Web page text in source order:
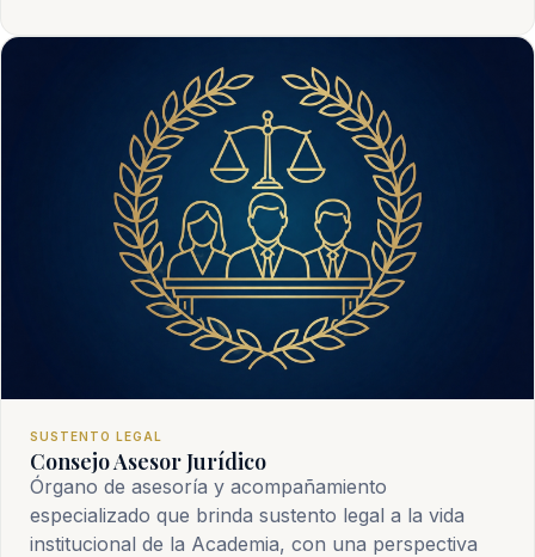
SUSTENTO LEGAL
Consejo Asesor Jurídico
Órgano de asesoría y acompañamiento
especializado que brinda sustento legal a la vida
institucional de la Academia, con una perspectiva